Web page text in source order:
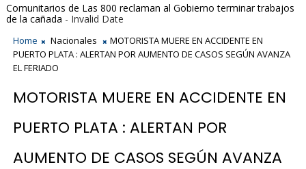
Comunitarios de Las 800 reclaman al Gobierno terminar trabajos
de la cañada - Invalid Date
Home Nacionales
MOTORISTA MUERE EN ACCIDENTE EN
PUERTO PLATA : ALERTAN POR AUMENTO DE CASOS SEGÚN AVANZA
EL FERIADO
MOTORISTA MUERE EN ACCIDENTE EN
PUERTO PLATA : ALERTAN POR
AUMENTO DE CASOS SEGÚN AVANZA